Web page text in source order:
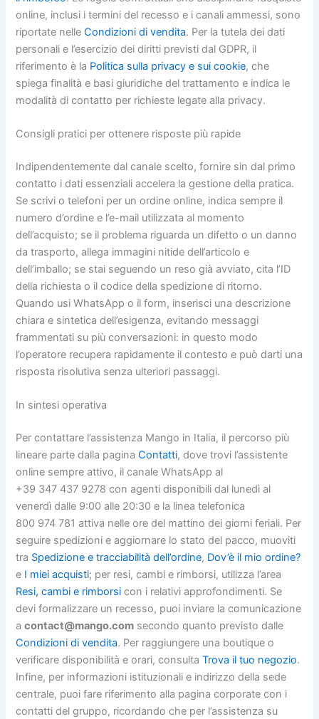
online, inclusi i termini del recesso e i canali ammessi, sono
riportate nelleCondizioni di vendita. Per la tutela dei dati
personali e l’esercizio dei diritti previsti dal GDPR, il
riferimento è la Politica sulla privacy e sui cookie, che
spiega finalità e basi giuridiche del trattamento e indica le
modalità di contatto per richieste legate alla privacy.
Consigli pratici per ottenere risposte più rapide
Indipendentemente dal canale scelto, fornire sin dal primo
contatto i dati essenziali accelera la gestione della pratica.
Se scrivi o telefoni per un ordine online, indica sempre il
numero d’ordine e l’e-mail utilizzata al momento
dell’acquisto; se il problema riguarda un difetto o un danno
da trasporto, allega immagini nitide dell’articolo e
dell’imballo; se stai seguendo un reso già avviato, cita l’ID
della richiesta o il codice della spedizione di ritorno.
Quando usi WhatsApp o il form, inserisci una descrizione
chiara e sintetica dell’esigenza, evitando messaggi
frammentati su più conversazioni: in questo modo
l’operatore recupera rapidamente il contesto e può darti una
risposta risolutiva senza ulteriori passaggi.
In sintesi operativa
Per contattare l’assistenza Mango in Italia, il percorso più
lineare parte dalla paginaContatti, dove trovi l’assistente
online sempre attivo, il canale WhatsApp al
+39 347 437 9278 con agenti disponibili dal lunedì al
venerdì dalle 9:00 alle 20:30 e la linea telefonica
800 974 781 attiva nelle ore del mattino dei giorni feriali. Per
seguire spedizioni e aggiornare lo stato del pacco, muoviti
tra Spedizione e tracciabilità dell’ordine, Dov’è il mio ordine?
e I miei acquisti; per resi, cambi e rimborsi, utilizza l’area
Resi, cambi e rimborsi con i relativi approfondimenti. Se
devi formalizzare un recesso, puoi inviare la comunicazione
acontact@mango.com secondo quanto previsto dalle
Condizioni di vendita. Per raggiungere una boutique o
verificare disponibilità e orari, consultaTrova il tuo negozio.
Infine, per informazioni istituzionali e indirizzo della sede
centrale, puoi fare riferimento alla pagina corporate con i
contatti del gruppo, ricordando che per l’assistenza su